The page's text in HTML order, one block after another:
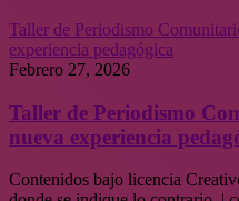
Taller de Periodismo
experiencia pedagógica
Febrero 27, 2026
Taller de Periodismo
nueva experiencia
Contenidos bajo licencia